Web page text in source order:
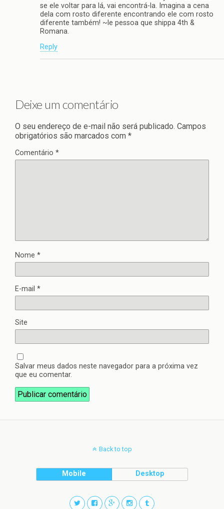
se ele voltar para lá, vai encontrá-la. Imagina a cena
dela com rosto diferente encontrando ele com rosto
diferente também! ~le pessoa que shippa 4th &
Romana.
Reply
Deixe um comentário
O seu endereço de e-mail não será publicado. Campos
obrigatórios são marcados com *
Comentário *
Nome *
E-mail *
Site
Salvar meus dados neste navegador para a próxima vez
que eu comentar.
Back to top
Mobile Desktop